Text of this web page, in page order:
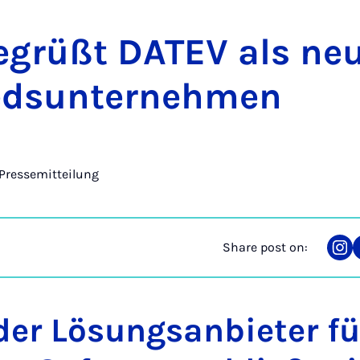
DATEV als
Share post on:
on
Lösungsanbieter